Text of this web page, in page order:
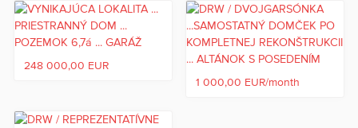
248 000,00 EUR
1 000,00 EUR/month